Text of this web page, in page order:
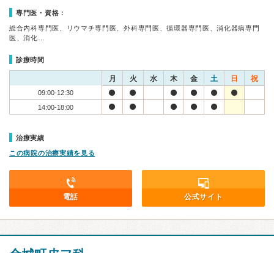
専門医・資格：
総合内科専門医、リウマチ専門医、外科専門医、循環器専門医、消化器病専門
医、消化…
診療時間
月 火 水 木 金 土 日 祝
09:00-12:30
14:00-18:00
治療実績
この病院の治療実績を見る
電話 公式サイト